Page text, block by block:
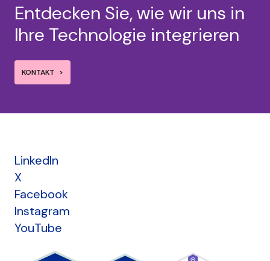
Entdecken Sie, wie wir uns in
Ihre Technologie integrieren
KONTAKT
LinkedIn
X
Facebook
Instagram
YouTube